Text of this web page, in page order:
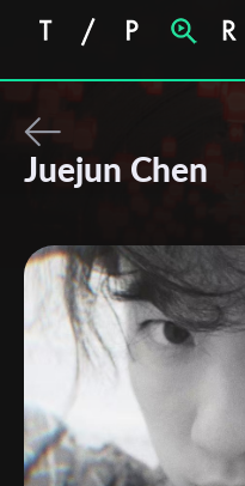
Juejun Chen